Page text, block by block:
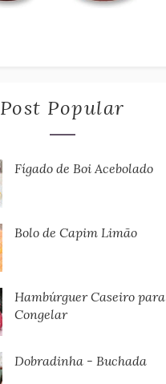
Post Popular
Fígado de Boi Acebolado
Bolo de Capim Limão
Hambúrguer Caseiro para
Congelar
Dobradinha - Buchada